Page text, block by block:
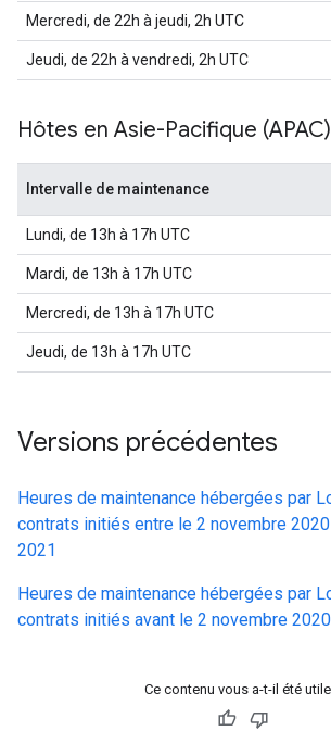
Mercredi, de 22h à jeudi, 2h UTC
Jeudi, de 22h à vendredi, 2h UTC
Hôtes en Asie-Pacifique (APAC)
Intervalle de maintenance
Lundi, de 13h à 17h UTC
Mardi, de 13h à 17h UTC
Mercredi, de 13h à 17h UTC
Jeudi, de 13h à 17h UTC
Versions précédentes
Heures de maintenance hébergées par
contrats initiés entre le 2 novembre
2021
Heures de maintenance hébergées par
contrats initiés avant le 2 novembre 2020
Ce contenu vous a-t-il été